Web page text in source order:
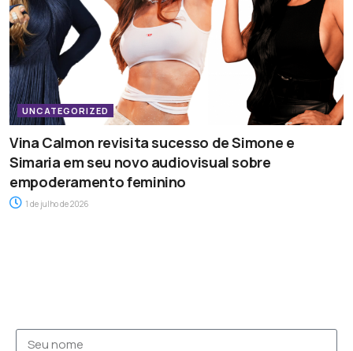
UNCATEGORIZED
Vina Calmon revisita sucesso de Simone e
Simaria em seu novo audiovisual sobre
empoderamento feminino
1 de julho de 2026